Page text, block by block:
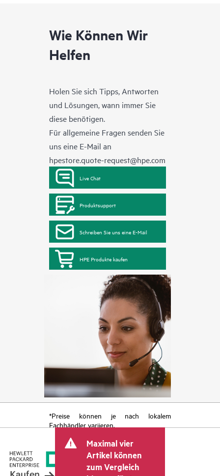
Wie Können Wir
Helfen
Holen Sie sich Tipps, Antworten
und Lösungen, wann immer Sie
diese benötigen.
Für allgemeine Fragen senden Sie
uns eine E-Mail an
hpestore.quote-request@hpe.com
Live Chat
Produktsupport
Schreiben Sie uns eine E-Mail
HPE Produkte kaufen
*Preise können je nach lokalem
Fachhändler variieren.
Maximal vier
Artikel können
zum Vergleich